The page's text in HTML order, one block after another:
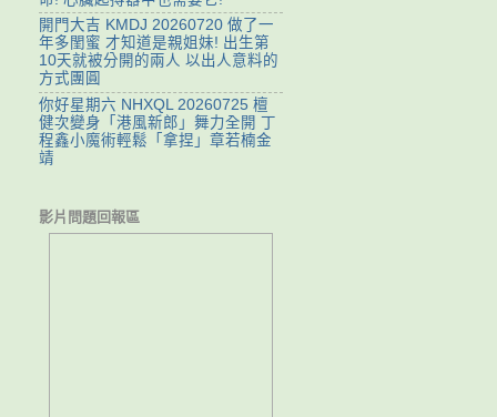
開門大吉 KMDJ 20260720 做了一
年多閨蜜 才知道是親姐妹! 出生第
10天就被分開的兩人 以出人意料的
方式團圓
你好星期六 NHXQL 20260725 檀
健次變身「港風新郎」舞力全開 丁
程鑫小魔術輕鬆「拿捏」章若楠金
靖
影片問題回報區